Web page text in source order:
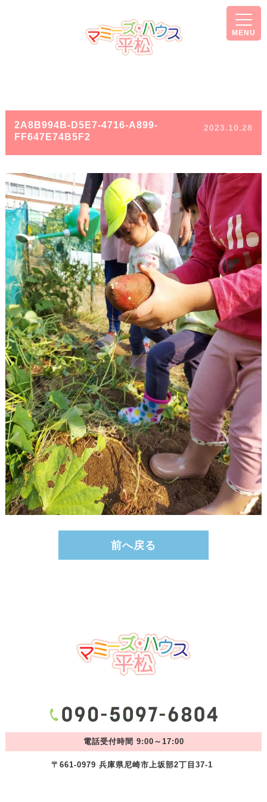
MENU
2023.10.28
2A8B994B-D5E7-4716-A899-
FF647E74B5F2
前へ戻る
電話受付時間 9:00～17:00
〒661-0979 兵庫県尼崎市上坂部2丁目37-1